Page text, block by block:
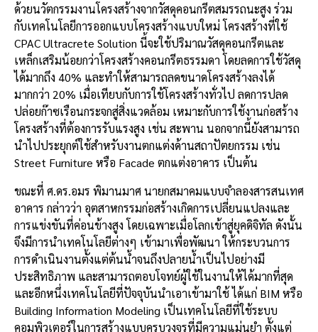
ด้วยนวัตกรรมงานโครงสร้างจากวัสดุคอนกรีตสมรรถนะสูง ร่วม
กับเทคโนโลยีการออกแบบโครงสร้างแบบใหม่ โครงสร้างที่ใช้
CPAC Ultracrete Solution นี้จะใช้ปริมาณวัสดุคอนกรีตและ
เหล็กเสริมน้อยกว่าโครงสร้างคอนกรีตธรรมดา โดยลดการใช้วัสดุ
ได้มากถึง 40% และทำให้สามารถลดขนาดโครงสร้างลงได้
มากกว่า 20% เมื่อเทียบกับการใช้โครงสร้างทั่วไป ลดการปลด
ปล่อยก๊าซเรือนกระจกสู่สิ่งแวดล้อม เหมาะกับการใช้งานก่อสร้าง
โครงสร้างที่ต้องการรับแรงสูง เช่น สะพาน นอกจากนี้ยังสามารถ
นำไปประยุกต์ใช้สำหรับงานตกแต่งด้านสถาปัตยกรรม เช่น
Street Furniture หรือ Facade ตกแต่งอาคาร เป็นต้น
ขณะที่ ศ.ดร.อมร พิมานมาศ นายกสมาคมแบบจำลองสารสนเทศ
อาคาร กล่าวว่า อุตสาหกรรมก่อสร้างเกิดการเปลี่ยนแปลงและ
การแข่งขันที่ค่อนข้างสูง โดยเฉพาะเมื่อโลกเข้าสู่ยุคดิจิทัล ดังนั้น
จึงมีการนำเทคโนโลยีต่างๆ เข้ามาเพื่อพัฒนา ให้กระบวนการ
การดำเนินงานตั้งแต่ต้นน้ำจนถึงปลายน้ำเป็นไปอย่างมี
ประสิทธิภาพ และสามารถตอบโจทย์ผู้ใช้ในงานให้ได้มากที่สุด
และอีกหนึ่งเทคโนโลยีที่ปัจจุบันนำเอาเข้ามาใช้ ได้แก่ BIM หรือ
Building Information Modeling เป็นเทคโนโลยีที่ใช้ระบบ
คอมพิวเตอร์ในการสร้างแบบครบวงจรที่มีความแม่นยำ ตั้งแต่